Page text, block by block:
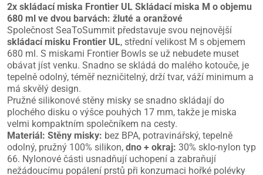
2x skládací miska Frontier UL Skládací miska M o objemu
680 ml ve dvou barvách: žluté a oranžové
Společnost SeaToSummit představuje svou nejnovější
skládací misku Frontier UL, střední velikost M s objemem
680 ml. S miskami Frontier Bowls se už nebudete muset
obávat jíst venku. Snadno se skládá do malého kotouče, je
tepelně odolný, téměř nezničitelný, drží tvar, váží minimum a
má skvělý design.
Pružné silikonové stěny misky se snadno skládají do
plochého disku o výšce pouhých 17 mm, takže je miska
velmi kompaktním společníkem na cesty.
Materiál: Stěny misky: bez BPA, potravinářský, tepelně
odolný, pružný 100% silikon, dno + okraj: 30% sklo-nylon typ
66. Nylonové části usnadňují uchopení a zabraňují
nežádoucímu popálení prstů při konzumaci hořké polévky